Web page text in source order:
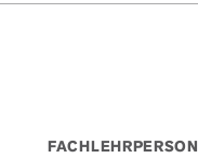
FACHLEHRPERSON